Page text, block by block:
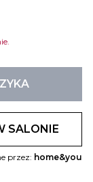
SALONIE
przez: home&you